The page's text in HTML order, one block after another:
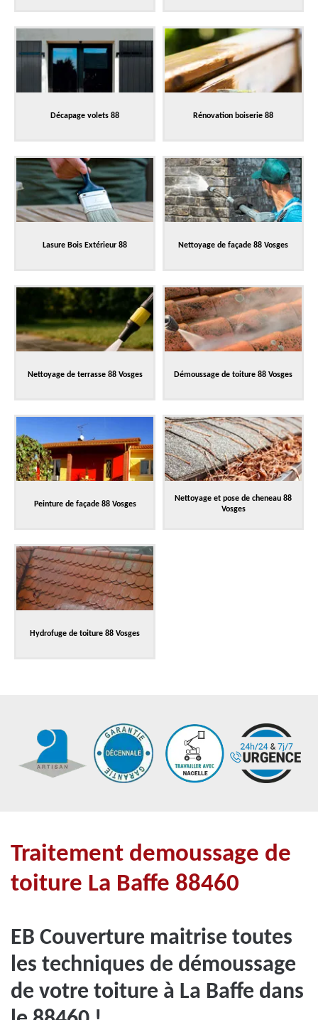
Décapage volets 88 Rénovation boiserie 88
Lasure Bois Extérieur 88 Nettoyage de façade 88 Vosges
Nettoyage de terrasse 88 Vosges Démoussage de toiture 88 Vosges
Peinture de façade 88 Vosges
Nettoyage et pose de cheneau 88
Vosges
Hydrofuge de toiture 88 Vosges
Traitement demoussage de
toiture La Baffe 88460
EB Couverture maitrise toutes
les techniques de démoussage
de votre toiture à La Baffe dans